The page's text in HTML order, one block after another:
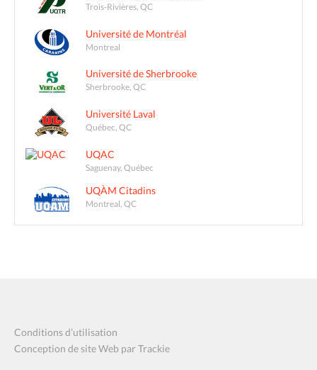
Trois-Rivières, QC
Université de Montréal
Montreal
Université de Sherbrooke
Sherbrooke, QC
Université Laval
Québec, QC
UQAC
Saguenay, Québec
UQÀM Citadins
Montreal, QC
Conditions d’utilisation
Conception de site Web par Trackie